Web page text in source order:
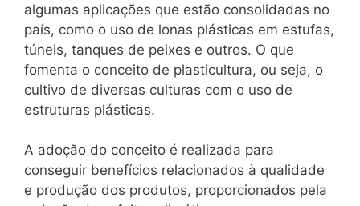
algumas aplicações que estão consolidadas no
país, como o uso de lonas plásticas em estufas,
túneis, tanques de peixes e outros. O que
fomenta o conceito de plasticultura, ou seja, o
cultivo de diversas culturas com o uso de
estruturas plásticas.
A adoção do conceito é realizada para
conseguir benefícios relacionados à qualidade
e produção dos produtos, proporcionados pela